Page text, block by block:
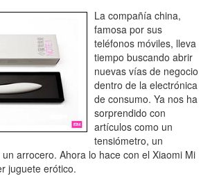
La compañía china,
famosa por sus
teléfonos móviles, lleva
tiempo buscando abrir
nuevas vías de negocio
dentro de la electrónica
de consumo. Ya nos ha
sorprendido con
artículos como un
tensiómetro, un
arrocero. Ahora lo hace con el Xiaomi Mi
juguete erótico.